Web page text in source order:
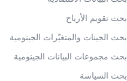
بحث تقويم الأرباح
بحث الجينات والمتغيّرات الجينومية
بحث مجموعات البيانات الجينومية
بحث السياسة